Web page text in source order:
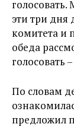
эти три дня
комитета и
обеда
голосовать
По словам
предложил